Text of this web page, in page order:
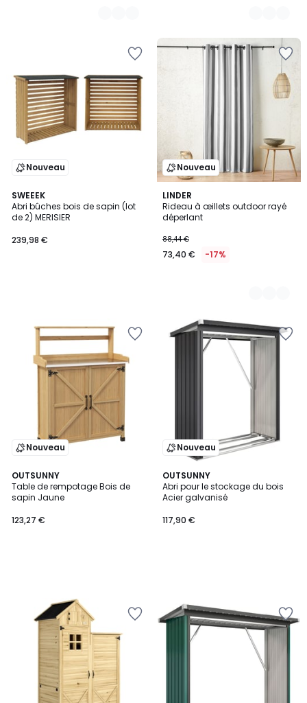
Nouveau
SWEEEK
Abri bûches bois de sapin (lot
de 2) MERISIER
239,98 €
Nouveau
LINDER
Rideau à œillets outdoor rayé
déperlant
88,44 €
73,40 € -17%
5
Couleurs
Nouveau
OUTSUNNY
Table de rempotage Bois de
sapin Jaune
123,27 €
Nouveau
OUTSUNNY
Abri pour le stockage du bois
Acier galvanisé
117,90 €